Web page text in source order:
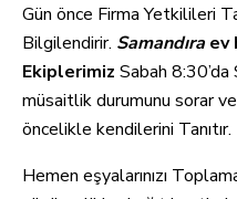
Gün önce Firma Yetkilileri
Bilgilendirir. Samandıra ev
Ekiplerimiz Sabah 8:30’da
müsaitlik durumunu sorar
öncelikle kendilerini Tanıtır.
Hemen eşyalarınızı